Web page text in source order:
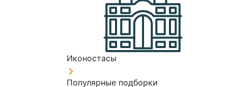
Иконостасы
Популярные подборки